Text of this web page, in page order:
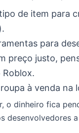
de item para
para
preço justo,
Roblox.
à venda na
o dinheiro fica
desenvolvedores